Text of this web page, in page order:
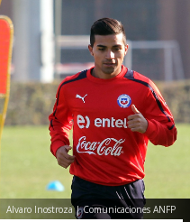
Alvaro Inostroza | Comunicaciones ANFP